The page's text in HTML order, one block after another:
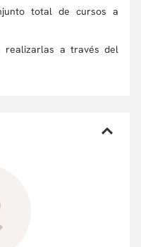
total de cursos a
realizarlas a través del